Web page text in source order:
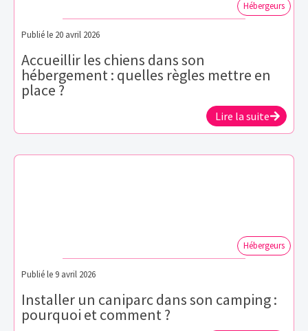
Hébergeurs
Publié le 20 avril 2026
Accueillir les chiens dans son
hébergement : quelles règles mettre en
place ?
Lire la suite
Hébergeurs
Publié le 9 avril 2026
Installer un caniparc dans son camping :
pourquoi et comment ?